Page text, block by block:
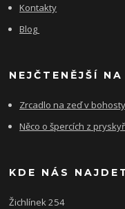
Kontakty
Blog
NEJČTENĚJŠÍ
Zrcadlo na zeď v
Něco o špercích z
KDE NÁS
Žichlínek 254